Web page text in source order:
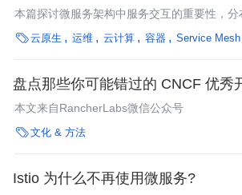
本篇探讨微服务架构中服务交互的重要性，
战，以及像服务编排和服务网格这样的先进
克服这些挑战。
云原生 运维 云计算 容器 Service Mesh
盘点那些你可能错过的 CNCF 优秀
本文来自RancherLabs微信公众号
文化 & 方法
Istio 为什么不再使用微服务?